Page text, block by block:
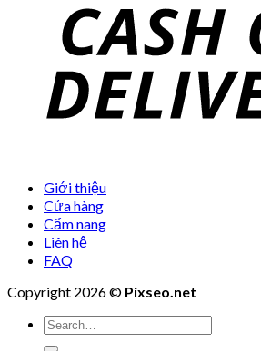
Giới thiệu
Cửa hàng
Cẩm nang
Liên hệ
FAQ
Copyright 2026 © Pixseo.net
Search
for: